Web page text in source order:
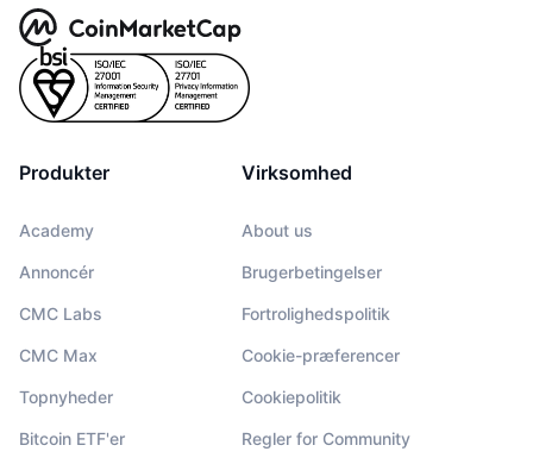
Produkter
Academy
Annoncér
CMC Labs
CMC Max
Topnyheder
Bitcoin ETF'er
Virksomhed
About us
Brugerbetingelser
Fortrolighedspolitik
Cookie-præferencer
Cookiepolitik
Regler for Community